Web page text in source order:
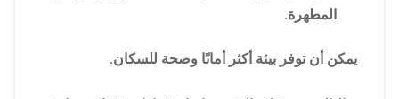
المطهرة.
يمكن أن توفر بيئة أكثر أمانًا وصحة للسكان.